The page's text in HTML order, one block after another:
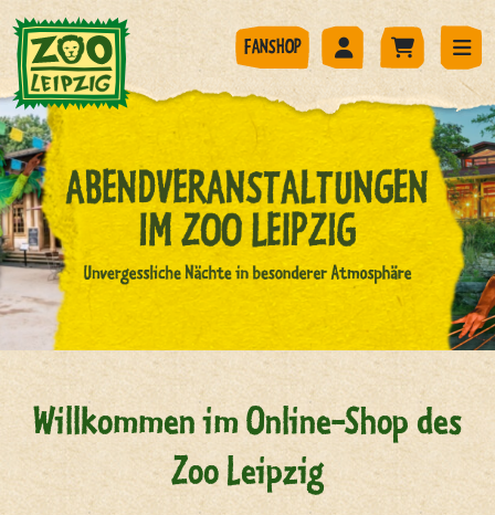
FANSHOP
Willkommen im Online-Shop des
Zoo Leipzig